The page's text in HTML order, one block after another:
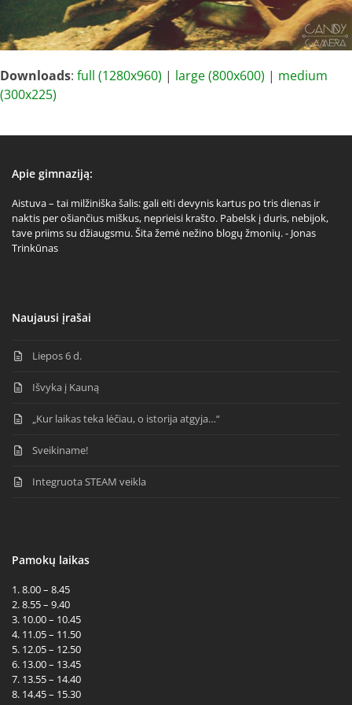
Downloads: full (1280x960) | large (800x600) | medium
(300x225)
Apie gimnaziją:
Aistuva – tai milžiniška šalis: gali eiti devynis kartus po tris dienas ir
naktis per ošiančius miškus, neprieisi krašto. Pabelsk į duris, nebijok,
tave priims su džiaugsmu. Šita žemė nežino blogų žmonių. - Jonas
Trinkūnas
Naujausi įrašai
Liepos 6 d.
Išvyka į Kauną
„Kur laikas teka lėčiau, o istorija atgyja…“
Sveikiname!
Integruota STEAM veikla
Pamokų laikas
1. 8.00 – 8.45
2. 8.55 – 9.40
3. 10.00 – 10.45
4. 11.05 – 11.50
5. 12.05 – 12.50
6. 13.00 – 13.45
7. 13.55 – 14.40
8. 14.45 – 15.30